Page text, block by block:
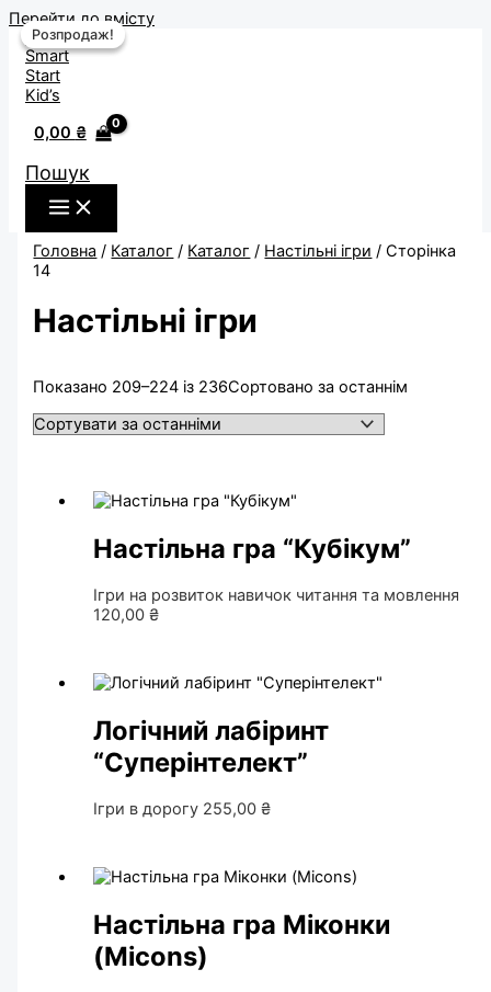
Перейти до вмісту
0,00 ₴
Пошук
Головна / Каталог / Каталог / Настільні ігри / Сторінка
14
Настільні ігри
Показано 209–224 із 236Сортовано за останнім
Настільна гра “Кубікум”
Ігри на розвиток навичок читання та мовлення
120,00₴
Логічний лабіринт
“Суперінтелект”
Ігри в дорогу 255,00₴
Настільна гра Міконки
(Micons)
Розпродаж!
Розпродаж!